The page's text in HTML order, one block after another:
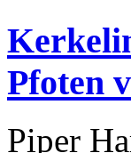
Pfoten
Piper